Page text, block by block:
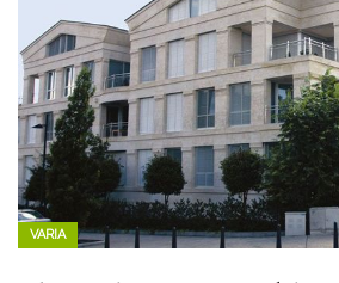
VARIA